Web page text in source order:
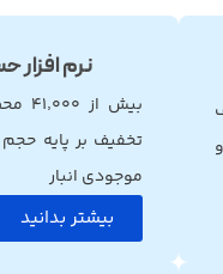
نرم افزار
تخفیف بر پایه
موجودی انبار
بیشتر بدانید